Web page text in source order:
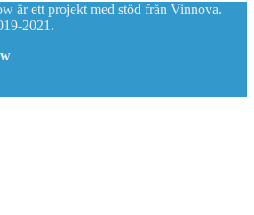
är ett projekt med stöd från Vinnova.
2021.